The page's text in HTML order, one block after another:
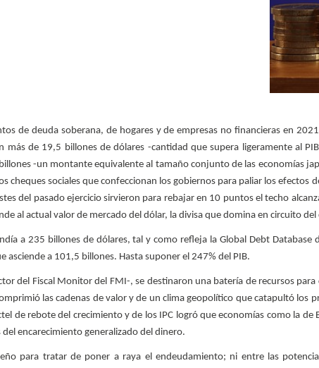
de deuda soberana, de hogares y de empresas no financieras en
más de 19,5 billones de dólares -cantidad que supera ligeramente al
-un montante equivalente al tamaño conjunto de las economías
sociales que confeccionan los gobiernos para paliar los efectos
del pasado ejercicio sirvieron para rebajar en 10 puntos el techo
al actual valor de mercado del dólar, la divisa que domina en circuito
a 235 billones de dólares, tal y como refleja la Global Debt Database
asciende a 101,5 billones. Hasta suponer el 247% del PIB.
del Fiscal Monitor del FMI-, se destinaron una batería de recursos
las cadenas de valor y de un clima geopolítico que catapultó los
de rebote del crecimiento y de los IPC logró que economías como la de
encarecimiento generalizado del dinero.
para tratar de poner a raya el endeudamiento; ni entre las